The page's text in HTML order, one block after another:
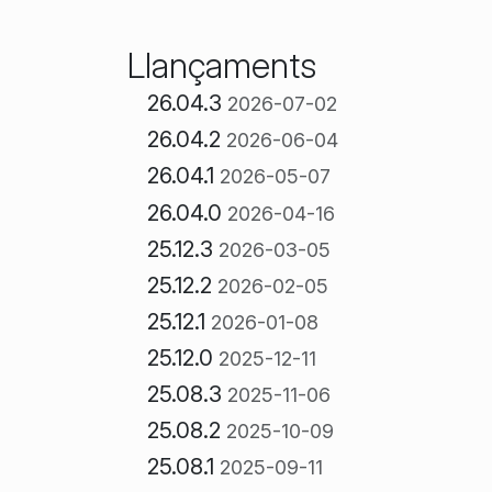
Llançaments
26.04.3 2026-07-02
26.04.2 2026-06-04
26.04.1 2026-05-07
26.04.0 2026-04-16
25.12.3 2026-03-05
25.12.2 2026-02-05
25.12.1 2026-01-08
25.12.0 2025-12-11
25.08.3 2025-11-06
25.08.2 2025-10-09
25.08.1 2025-09-11